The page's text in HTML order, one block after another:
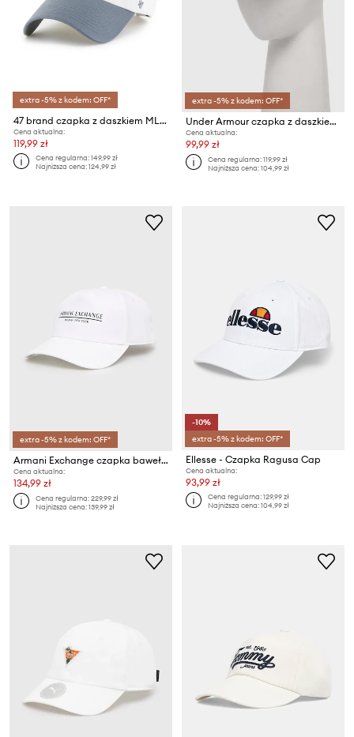
extra -5% z kodem: OFF*
47 brand czapka z daszkiem MLB New York Yankees
Cena aktualna:
119,99 zł
Cena regularna:149,99 zł
Najniższa cena:124,99 zł
extra -5% z kodem: OFF*
Under Armour czapka z daszkiem Iso Cill Launch
Cena aktualna:
99,99 zł
Cena regularna:119,99 zł
Najniższa cena:104,99 zł
extra -5% z kodem: OFF*
Armani Exchange czapka bawełniana
Cena aktualna:
134,99 zł
Cena regularna:229,99 zł
Najniższa cena:139,99 zł
-10%
extra -5% z kodem: OFF*
Ellesse - Czapka Ragusa Cap
Cena aktualna:
93,99 zł
Cena regularna:129,99 zł
Najniższa cena:104,99 zł